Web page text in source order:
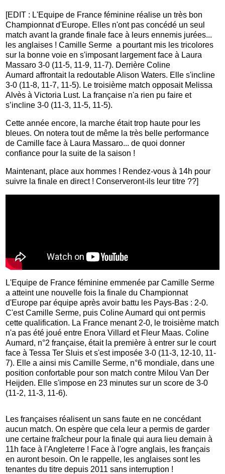
[EDIT : L'Equipe de France️ féminine réalise un très bon
Championnat d'Europe. Elles n'ont pas concédé un seul
match avant la grande finale face à leurs ennemis jurées...
les anglaises ! Camille Serme a pourtant mis les tricolores
sur la bonne voie en s'imposant largement face à Laura
Massaro 3-0 (11-5, 11-9, 11-7). Derrière Coline
Aumard affrontait la redoutable Alison Waters. Elle s'incline
3-0 (11-8, 11-7, 11-5). Le troisième match opposait Melissa
Alvès à Victoria Lust. La française n'a rien pu faire et
s’incline 3-0 (11-3, 11-5, 11-5).
Cette année encore, la marche était trop haute pour les
bleues. On notera tout de même la très belle performance
de Camille face à Laura Massaro... de quoi donner
confiance pour la suite de la saison !
Maintenant, place aux hommes ! Rendez-vous à 14h pour
suivre la finale en direct ! Conserveront-ils leur titre ??]
L'Equipe de France féminine emmenée par Camille Serme
a atteint une nouvelle fois la finale du Championnat
d'Europe par équipe après avoir battu les Pays-Bas : 2-0.
C'est Camille Serme, puis Coline Aumard qui ont permis
cette qualification. La France menant 2-0, le troisième match
n'a pas été joué entre Enora Villard et Fleur Maas. Coline
Aumard, n°2 française, était la première à entrer sur le court
face à Tessa Ter Sluis et s'est imposée 3-0 (11-3, 12-10, 11-
7). Elle a ainsi mis Camille Serme, n°6 mondiale, dans une
position confortable pour son match contre Milou Van Der
Heijden. Elle s'impose en 23 minutes sur un score de 3-0
(11-2, 11-3, 11-6).
Les françaises réalisent un sans faute en ne concédant
aucun match. On espère que cela leur a permis de garder
une certaine fraîcheur pour la finale qui aura lieu demain à
11h face à l'Angleterre ! Face à l'ogre anglais, les français
en auront besoin. On le rappelle, les anglaises sont les
tenantes du titre depuis 2011 sans interruption !